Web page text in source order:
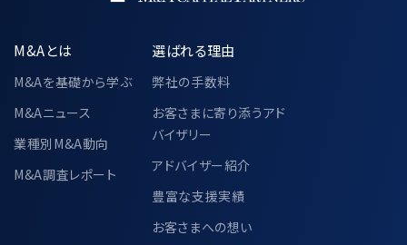
M&Aとは
M&Aを基礎から学ぶ
M&Aニュース
業種別M&A動向
M&A調査レポート
選ばれる理由
弊社の手数料
お客さまに寄り添うアド
バイザリー
アドバイザー紹介
豊富な支援実績
お客さまへの想い